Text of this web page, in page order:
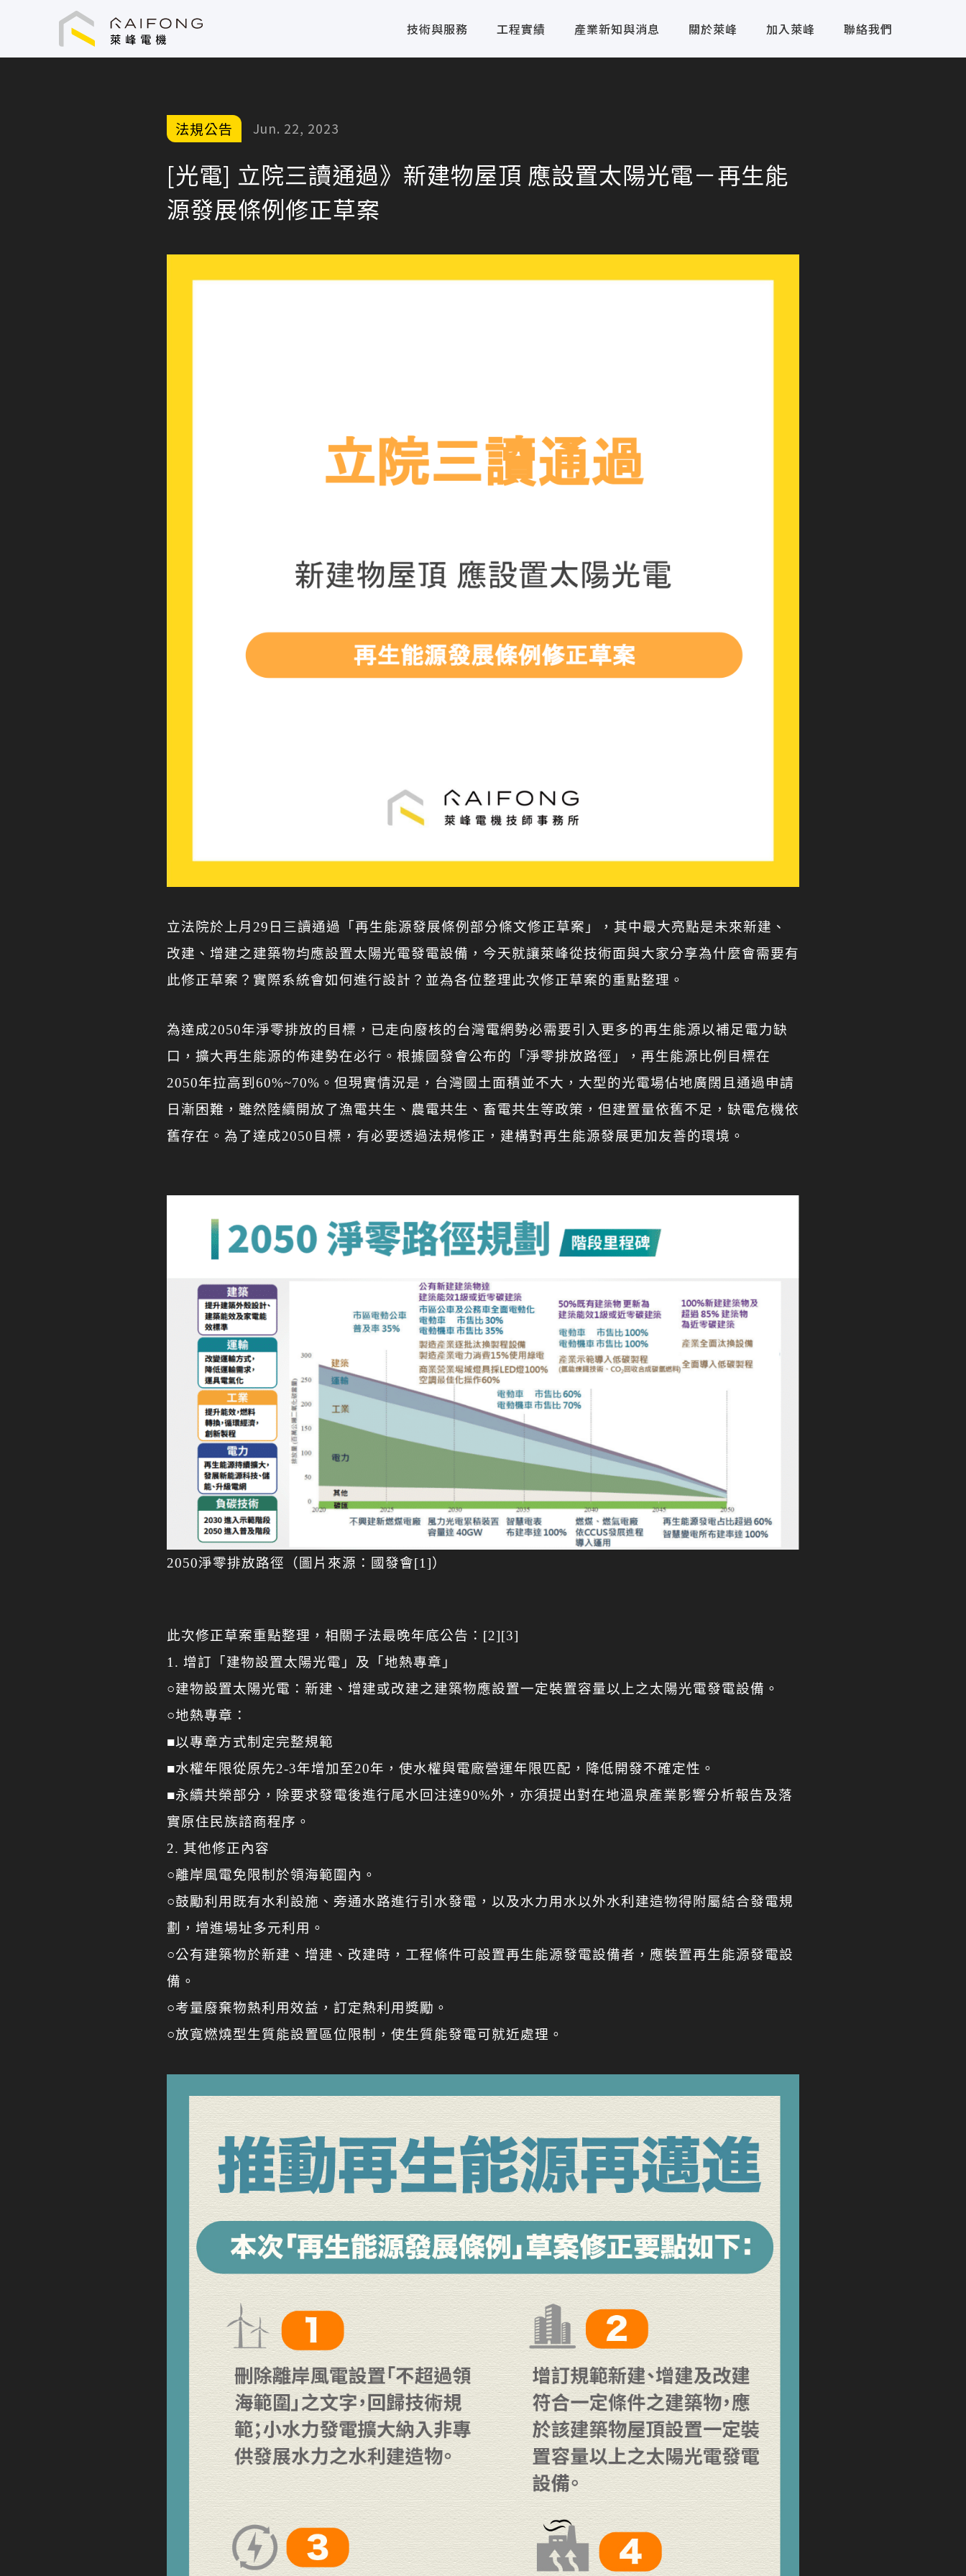
萊峰電機技術顧問股份有限公司
技術與服務 工程實績 產業新知與消息 關於萊峰 加入萊峰 聯絡我們
法規公告 Jun. 22, 2023
[光電] 立院三讀通過》新建物屋頂 應設置太陽光電－再生能
源發展條例修正草案
立法院於上月29日三讀通過「再生能源發展條例部分條文修正草案」，其中最大亮點是未來新建、
改建、增建之建築物均應設置太陽光電發電設備，今天就讓萊峰從技術面與大家分享為什麼會需要有
此修正草案？實際系統會如何進行設計？並為各位整理此次修正草案的重點整理。
為達成2050年淨零排放的目標，已走向廢核的台灣電網勢必需要引入更多的再生能源以補足電力缺
口，擴大再生能源的佈建勢在必行。根據國發會公布的「淨零排放路徑」，再生能源比例目標在
2050年拉高到60%~70%。但現實情況是，台灣國土面積並不大，大型的光電場佔地廣闊且通過申請
日漸困難，雖然陸續開放了漁電共生、農電共生、畜電共生等政策，但建置量依舊不足，缺電危機依
舊存在。為了達成2050目標，有必要透過法規修正，建構對再生能源發展更加友善的環境。
2050淨零排放路徑（圖片來源：國發會[1]）
此次修正草案重點整理，相關子法最晚年底公告：[2][3]
1. 增訂「建物設置太陽光電」及「地熱專章」
○建物設置太陽光電：新建、增建或改建之建築物應設置一定裝置容量以上之太陽光電發電設備。
○地熱專章：
■以專章方式制定完整規範
■水權年限從原先2-3年增加至20年，使水權與電廠營運年限匹配，降低開發不確定性。
■永續共榮部分，除要求發電後進行尾水回注達90%外，亦須提出對在地溫泉產業影響分析報告及落
實原住民族諮商程序。
2. 其他修正內容
○離岸風電免限制於領海範圍內。
○鼓勵利用既有水利設施、旁通水路進行引水發電，以及水力用水以外水利建造物得附屬結合發電規
劃，增進場址多元利用。
○公有建築物於新建、增建、改建時，工程條件可設置再生能源發電設備者，應裝置再生能源發電設
備。
○考量廢棄物熱利用效益，訂定熱利用獎勵。
○放寬燃燒型生質能設置區位限制，使生質能發電可就近處理。